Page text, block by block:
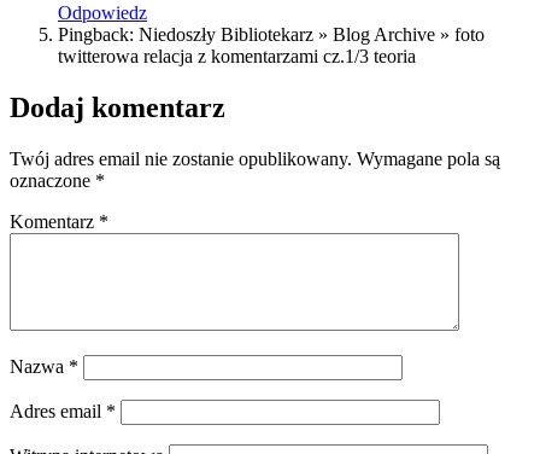
Odpowiedz
Pingback: Niedoszły Bibliotekarz » Blog Archive » foto
twitterowa relacja z komentarzami cz.1/3 teoria
Dodaj komentarz
Twój adres email nie zostanie opublikowany. Wymagane pola są
oznaczone *
Komentarz *
Nazwa *
Adres email *